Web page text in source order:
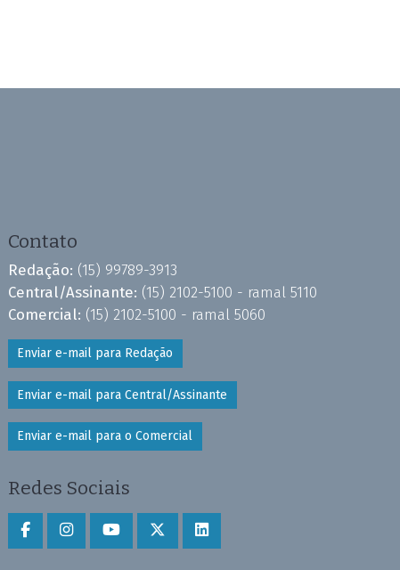
Contato
Redação: (15) 99789-3913
Central/Assinante: (15) 2102-5100 - ramal 5110
Comercial: (15) 2102-5100 - ramal 5060
Enviar e-mail para Redação
Enviar e-mail para Central/Assinante
Enviar e-mail para o Comercial
Redes Sociais